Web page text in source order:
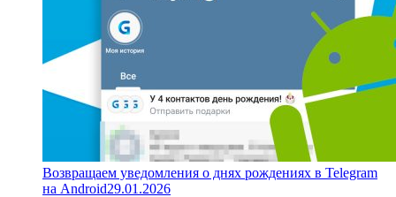
Возвращаем уведомления о днях рождениях в Telegram
на Android29.01.2026